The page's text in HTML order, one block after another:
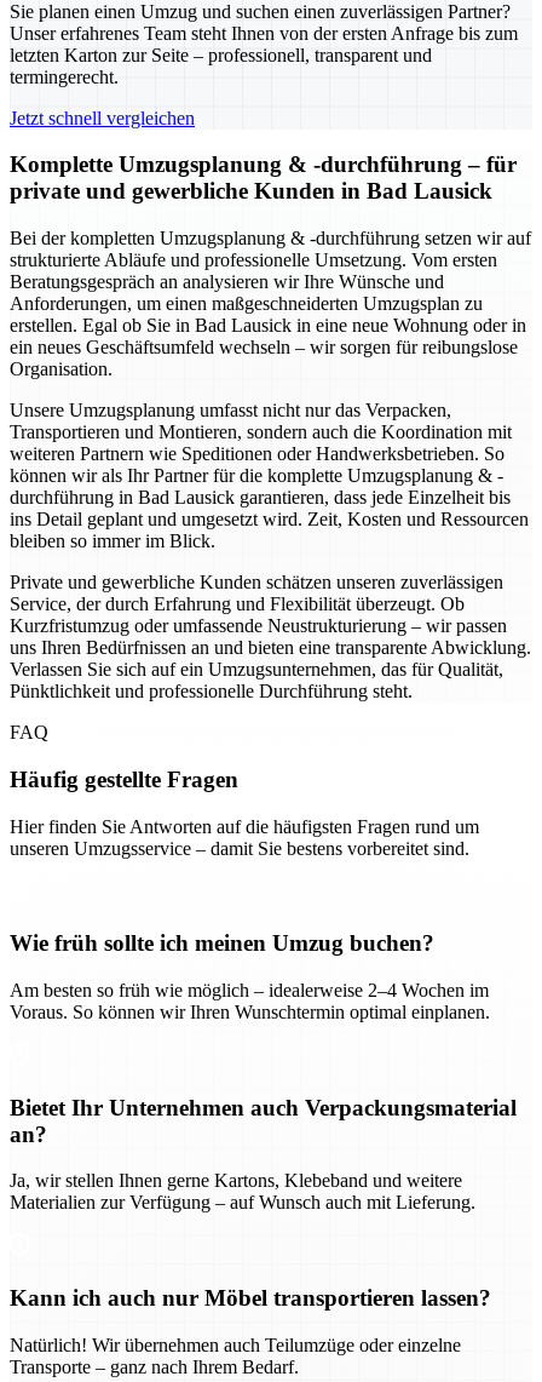
Sie planen einen Umzug und suchen einen zuverlässigen Partner?
Unser erfahrenes Team steht Ihnen von der ersten Anfrage bis zum
letzten Karton zur Seite – professionell, transparent und
termingerecht.
Jetzt schnell vergleichen
Komplette Umzugsplanung & -durchführung – für
private und gewerbliche Kunden in Bad Lausick
Bei der kompletten Umzugsplanung & -durchführung setzen wir auf
strukturierte Abläufe und professionelle Umsetzung. Vom ersten
Beratungsgespräch an analysieren wir Ihre Wünsche und
Anforderungen, um einen maßgeschneiderten Umzugsplan zu
erstellen. Egal ob Sie in Bad Lausick in eine neue Wohnung oder in
ein neues Geschäftsumfeld wechseln – wir sorgen für reibungslose
Organisation.
Unsere Umzugsplanung umfasst nicht nur das Verpacken,
Transportieren und Montieren, sondern auch die Koordination mit
weiteren Partnern wie Speditionen oder Handwerksbetrieben. So
können wir als Ihr Partner für die komplette Umzugsplanung & -
durchführung in Bad Lausick garantieren, dass jede Einzelheit bis
ins Detail geplant und umgesetzt wird. Zeit, Kosten und Ressourcen
bleiben so immer im Blick.
Private und gewerbliche Kunden schätzen unseren zuverlässigen
Service, der durch Erfahrung und Flexibilität überzeugt. Ob
Kurzfristumzug oder umfassende Neustrukturierung – wir passen
uns Ihren Bedürfnissen an und bieten eine transparente Abwicklung.
Verlassen Sie sich auf ein Umzugsunternehmen, das für Qualität,
Pünktlichkeit und professionelle Durchführung steht.
FAQ
Häufig gestellte Fragen
Hier finden Sie Antworten auf die häufigsten Fragen rund um
unseren Umzugsservice – damit Sie bestens vorbereitet sind.
Wie früh sollte ich meinen Umzug buchen?
Am besten so früh wie möglich – idealerweise 2–4 Wochen im
Voraus. So können wir Ihren Wunschtermin optimal einplanen.
Bietet Ihr Unternehmen auch Verpackungsmaterial
an?
Ja, wir stellen Ihnen gerne Kartons, Klebeband und weitere
Materialien zur Verfügung – auf Wunsch auch mit Lieferung.
Kann ich auch nur Möbel transportieren lassen?
Natürlich! Wir übernehmen auch Teilumzüge oder einzelne
Transporte – ganz nach Ihrem Bedarf.